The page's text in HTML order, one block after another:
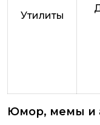
Утилиты
Юмор, мемы и